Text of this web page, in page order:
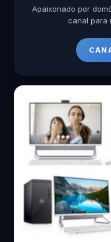
Apaixonado por
canal para